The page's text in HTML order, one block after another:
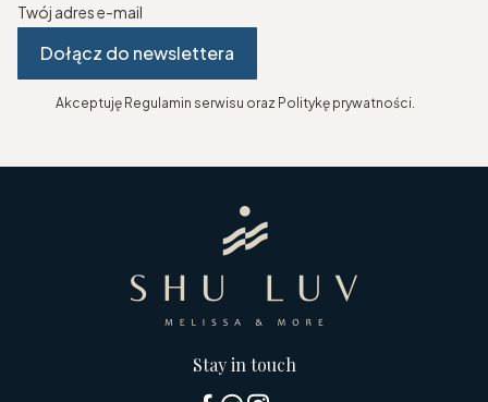
Twój adres e-mail
Dołącz do newslettera
Akceptuję Regulamin serwisu oraz Politykę prywatności.
Stay in touch